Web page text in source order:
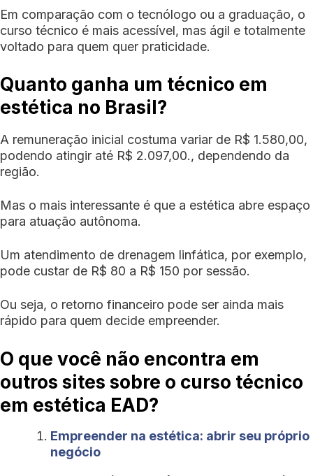
Em comparação com o tecnólogo ou a graduação, o
curso técnico é mais acessível, mas ágil e totalmente
voltado para quem quer praticidade.
Quanto ganha um técnico em
estética no Brasil?
A remuneração inicial costuma variar de R$ 1.580,00,
podendo atingir até R$ 2.097,00., dependendo da
região.
Mas o mais interessante é que a estética abre espaço
para atuação autônoma.
Um atendimento de drenagem linfática, por exemplo,
pode custar de R$ 80 a R$ 150 por sessão.
Ou seja, o retorno financeiro pode ser ainda mais
rápido para quem decide empreender.
O que você não encontra em
outros sites sobre o curso técnico
em estética EAD?
Empreender na estética: abrir seu próprio
negócio